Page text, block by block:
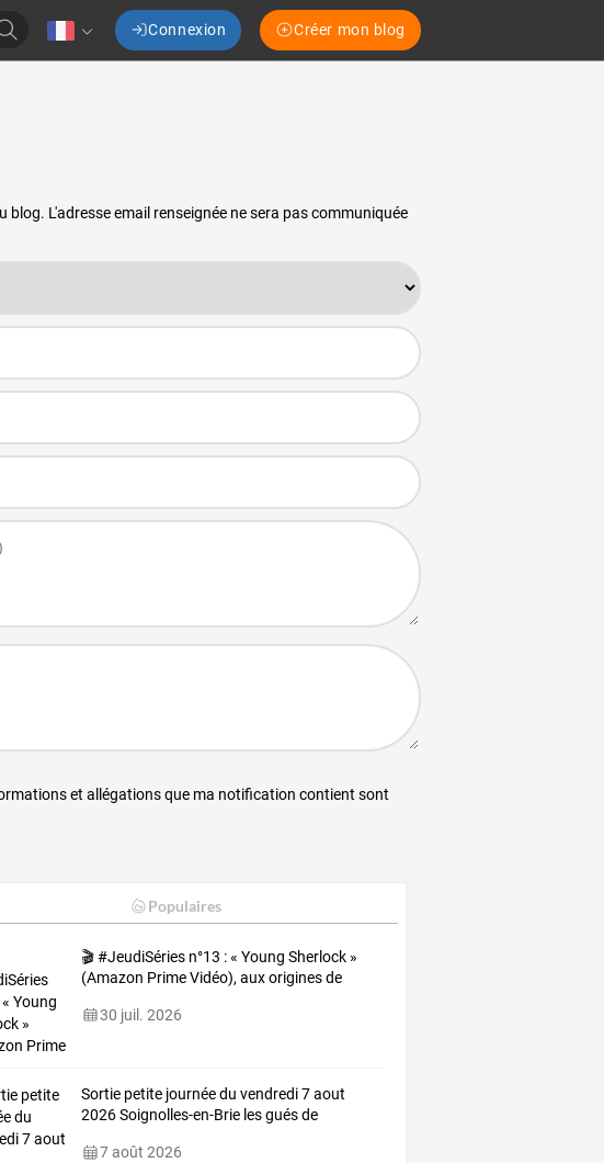
Connexion Créer mon blog
L'adresse email renseignée ne sera pas communiquée
et allégations que ma notification contient sont
Populaires
🎬#JeudiSéries n°13 :« Young Sherlock »
(Amazon PrimeVidéo), auxoriginesde
30 juil. 2026
Sortie petite journée du vendredi 7 aout
2026 Soignolles-en-Brie les gués de
7 août 2026